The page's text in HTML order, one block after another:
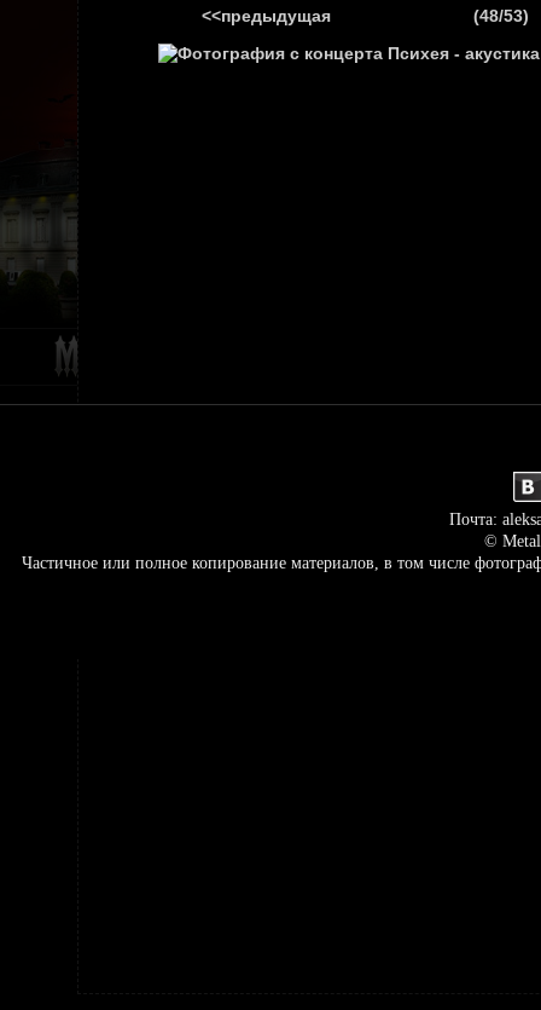
<<предыдущая (48/53)
Почта:
©
Частичное или полное копирование материалов, в том числе